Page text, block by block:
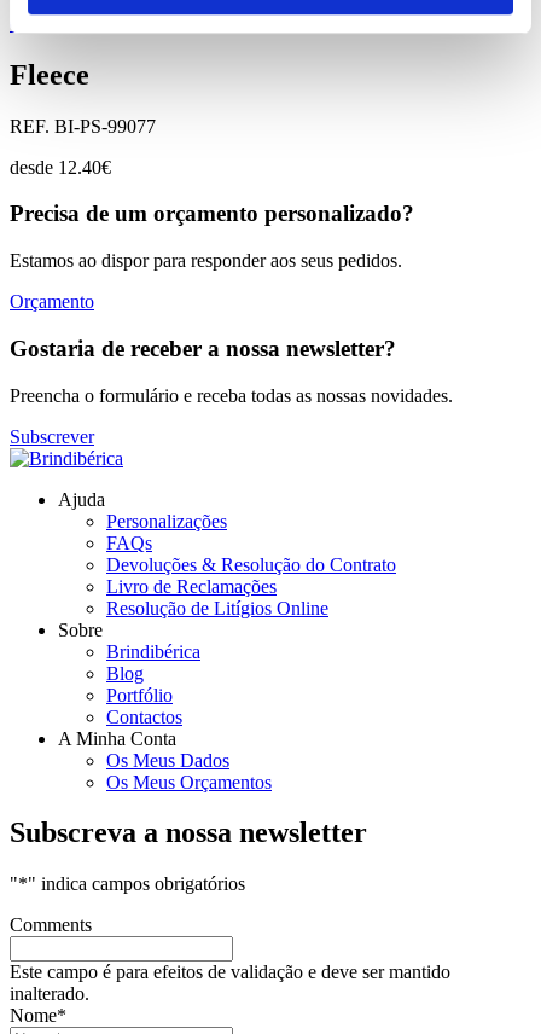
Comprar
Fleece
REF. BI-PS-99077
desde 12.40€
Precisa de um orçamento personalizado?
Estamos ao dispor para responder aos seus pedidos.
Orçamento
Gostaria de receber a nossa newsletter?
Preencha o formulário e receba todas as nossas novidades.
Subscrever
Ajuda
Personalizações
FAQs
Devoluções & Resolução do Contrato
Livro de Reclamações
Resolução de Litígios Online
Sobre
Brindibérica
Blog
Portfólio
Contactos
A Minha Conta
Os Meus Dados
Os Meus Orçamentos
Subscreva a nossa newsletter
"*" indica campos obrigatórios
Comments
Este campo é para efeitos de validação e deve ser mantido
inalterado.
Nome*